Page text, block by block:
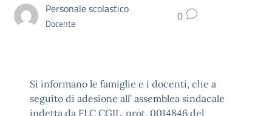
Personale scolastico
Docente 0
Si informano le famiglie e i docenti, che a
seguito di adesione all’ assemblea sindacale
indetta da FLC CGIL, prot. 0014846 del